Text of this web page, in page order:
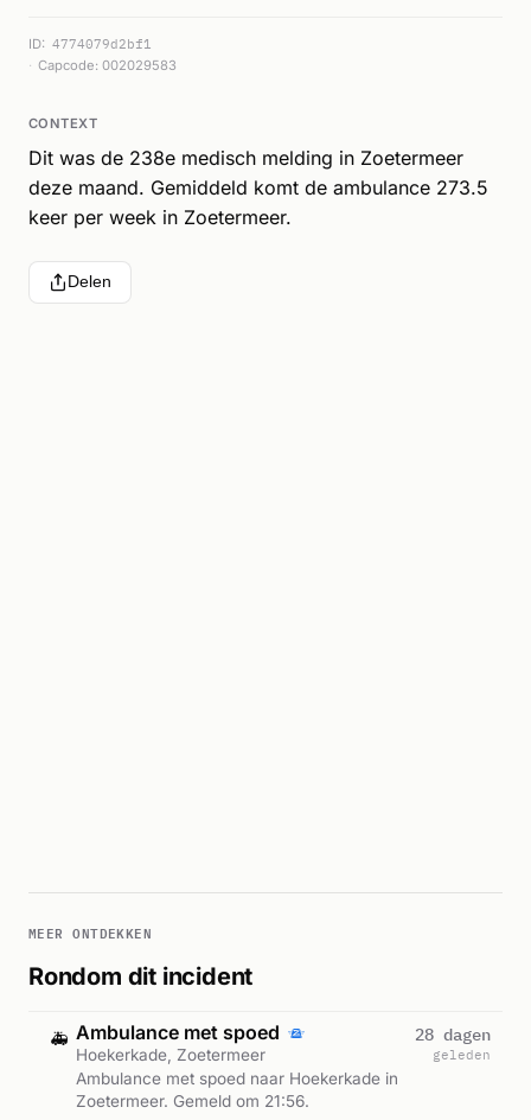
ID: 4774079d2bf1
Capcode: 002029583
CONTEXT
Dit was de 238e medisch melding in Zoetermeer
deze maand. Gemiddeld komt de ambulance 273.5
keer per week in Zoetermeer.
Delen
MEER ONTDEKKEN
Rondom dit incident
🚑 Ambulance met spoed
Hoekerkade, Zoetermeer
Ambulance met spoed naar Hoekerkade in
Zoetermeer. Gemeld om 21:56.
28 dagen
geleden